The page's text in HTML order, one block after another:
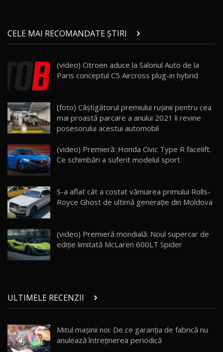
21
AutoBlog.MD
16:59
Noua Mazda 6e / Test Drive AutoBlog.MD
26:59
23
Lynk & Co 01 / Test Drive AutoBlog.MD
25:19
24
ZEEKR 009: Cel mai Performant și Confortabil
Van Electric Testat în Moldova / AutoBlog.MD
26:38
25
mai Exclusiv și Puternic Defender Testat în
Moldova
32:21
26
AutoBlog.MD
10:57
28
Noul Geely Monjaro 2025! Mai ieftin și mai
dotat / Test Drive AutoBlog.MD
29
ZEEKR 9X - PRIMUL TEST DRIVE ÎN ROMÂNĂ!
CUM SE CONDUCE?
CELE MAI RECOMANDATE ȘTIRI
(video) Citroen aduce la Salonul Auto de la
Paris conceptul C5 Aircross plug-in hybrid
(foto) Câştigătorul premiului ruşinii pentru cea
mai proastă parcare a anului 2021 îi revine
posesorului acestui automobil
(video) Premieră: Honda Civic Type R facelift.
Ce schimbări a suferit modelul sport
S-a aflat cât a costat vămuirea primului Rolls-
Royce Ghost de ultimă generație din Moldova
(video) Premieră mondială: Noul supercar de
ediţie limitată McLaren 600LT Spider
ULTIMELE RECENZII
Mitul mașinii noi: De ce garanția de fabrică nu
anulează întreținerea periodică